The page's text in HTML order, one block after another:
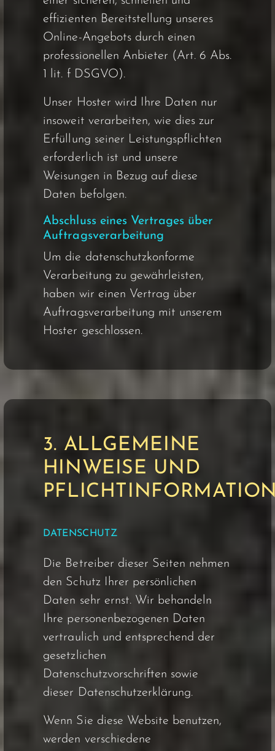
effizienten Bereitstellung unseres
Online-Angebots durch einen
professionellen Anbieter (Art. 6 Abs.
1 lit. f DSGVO).
Unser Hoster wird Ihre Daten nur
insoweit verarbeiten, wie dies zur
Erfüllung seiner Leistungspflichten
erforderlich ist und unsere
Weisungen in Bezug auf diese
Daten befolgen.
Abschluss eines Vertrages über
Auftragsverarbeitung
Um die datenschutzkonforme
Verarbeitung zu gewährleisten,
haben wir einen Vertrag über
Auftragsverarbeitung mit unserem
Hoster geschlossen.
3. ALLGEMEINE
HINWEISE UND
DATENSCHUTZ
Die Betreiber dieser Seiten nehmen
den Schutz Ihrer persönlichen
Daten sehr ernst. Wir behandeln
Ihre personenbezogenen Daten
vertraulich und entsprechend der
gesetzlichen
Datenschutzvorschriften sowie
dieser Datenschutzerklärung.
Wenn Sie diese Website benutzen,
werden verschiedene